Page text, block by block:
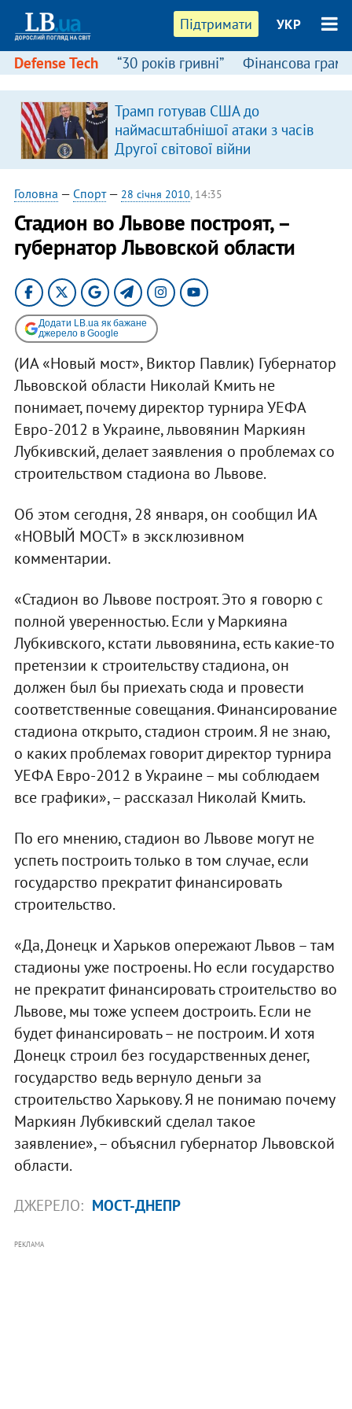
Підтримати УКР
Defense Tech “30 років гривні” Фінансова
Трамп готував США до
наймасштабнішої атаки з часів
Другої світової війни
Головна — Спорт— 28 січня 2010, 14:35
Стадион во Львове построят, –
губернатор Львовской области
Додати LB.ua як бажане
джерело в Google
(ИА «Новый мост», Виктор Павлик) Губернатор
Львовской области Николай Кмить не
понимает, почему директор турнира УЕФА
Евро-2012 в Украине, львовянин Маркиян
Лубкивский, делает заявления о проблемах со
строительством стадиона во Львове.
Об этом сегодня, 28 января, он сообщил ИА
«НОВЫЙ МОСТ» в эксклюзивном
комментарии.
«Стадион во Львове построят. Это я говорю с
полной уверенностью. Если у Маркияна
Лубкивского, кстати львовянина, есть какие-то
претензии к строительству стадиона, он
должен был бы приехать сюда и провести
соответственные совещания. Финансирование
стадиона открыто, стадион строим. Я не знаю,
о каких проблемах говорит директор турнира
УЕФА Евро-2012 в Украине – мы соблюдаем
все графики», – рассказал Николай Кмить.
По его мнению, стадион во Львове могут не
успеть построить только в том случае, если
государство прекратит финансировать
строительство.
«Да, Донецк и Харьков опережают Львов – там
стадионы уже построены. Но если государство
не прекратит финансировать строительство во
Львове, мы тоже успеем достроить. Если не
будет финансировать – не построим. И хотя
Донецк строил без государственных денег,
государство ведь вернуло деньги за
строительство Харькову. Я не понимаю почему
Маркиян Лубкивский сделал такое
заявление», – объяснил губернатор Львовской
области.
ДЖЕРЕЛО: МОСТ-ДНЕПР
РЕКЛАМА